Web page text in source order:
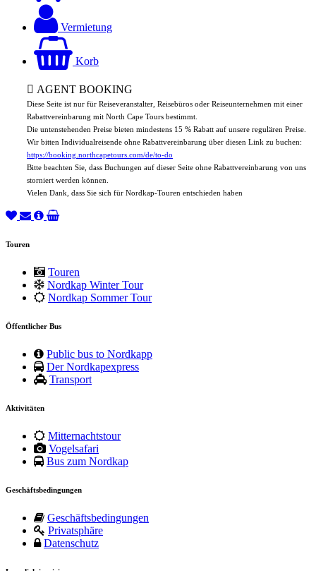
Vermietung
Korb
AGENT BOOKING
Diese Seite ist nur für Reiseveranstalter, Reisebüros oder Reiseunternehmen mit einer
Rabattvereinbarung mit North Cape Tours bestimmt.
Die untenstehenden Preise bieten mindestens 15 % Rabatt auf unsere regulären Preise.
Wir bitten Individualreisende ohne Rabattvereinbarung über diesen Link zu buchen:
https://booking.northcapetours.com/de/to-do
Bitte beachten Sie, dass Buchungen auf dieser Seite ohne Rabattvereinbarung von uns
storniert werden können.
Vielen Dank, dass Sie sich für Nordkap-Touren entschieden haben
Touren
Touren
Nordkap Winter Tour
Nordkap Sommer Tour
Öffentlicher Bus
Public bus to Nordkapp
Der Nordkapexpress
Transport
Aktivitäten
Mitternachtstour
Vogelsafari
Bus zum Nordkap
Geschäftsbedingungen
Geschäftsbedingungen
Privatsphäre
Datenschutz